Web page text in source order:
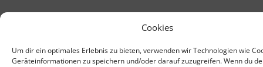
Cookies
Um dir ein optimales Erlebnis zu bieten, verwenden wir Technologien wie
Geräteinformationen zu speichern und/oder darauf zuzugreifen. Wenn du